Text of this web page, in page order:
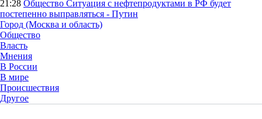
21:28 Общество Ситуация с нефтепродуктами в РФ будет
постепенно выправляться - Путин
Город (Москва и область)
Общество
Власть
Мнения
В России
В мире
Происшествия
Другое